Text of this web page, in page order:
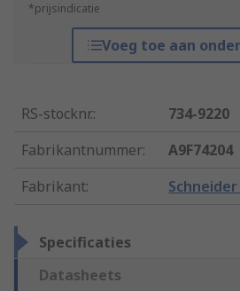
*prijsindicatie
Voeg toe aan
RS-stocknr.:
734-9220
Fabrikantnummer:
A9F74204
Fabrikant:
Specificaties
Datasheets